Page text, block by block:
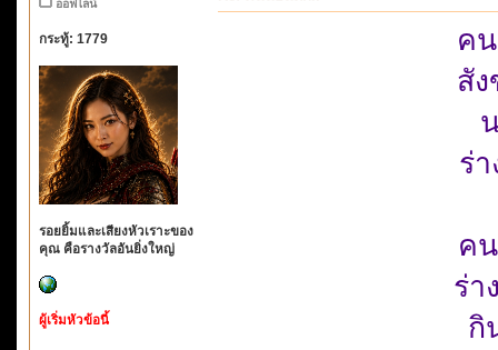
ออฟไลน์
กระทู้: 1779
รอยยิ้มและเสียงหัวเราะของ
คุณ คือรางวัลอันยิ่งใหญ่
ผู้เริ่มหัวข้อนี้
ค
สั
ร่
ค
ร่า
กิ